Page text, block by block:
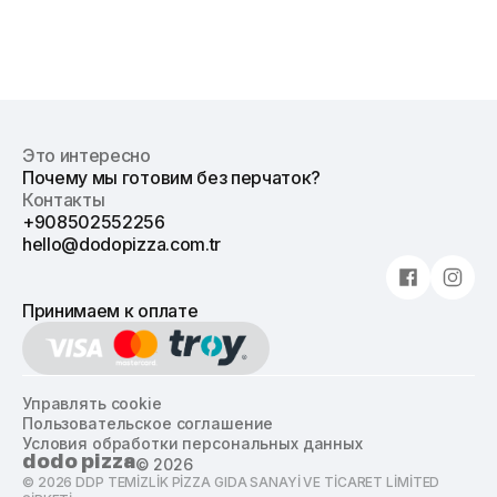
Это интересно
Почему мы готовим без перчаток?
Контакты
+908502552256
hello@dodopizza.com.tr
Принимаем к оплате
dodo pizza© 2026
Условия обработки персональных данных
Пользовательское соглашение
Управлять cookie
© 2026 DDP TEMİZLİK PİZZA GIDA SANAYİ VE TİCARET LİMİTED